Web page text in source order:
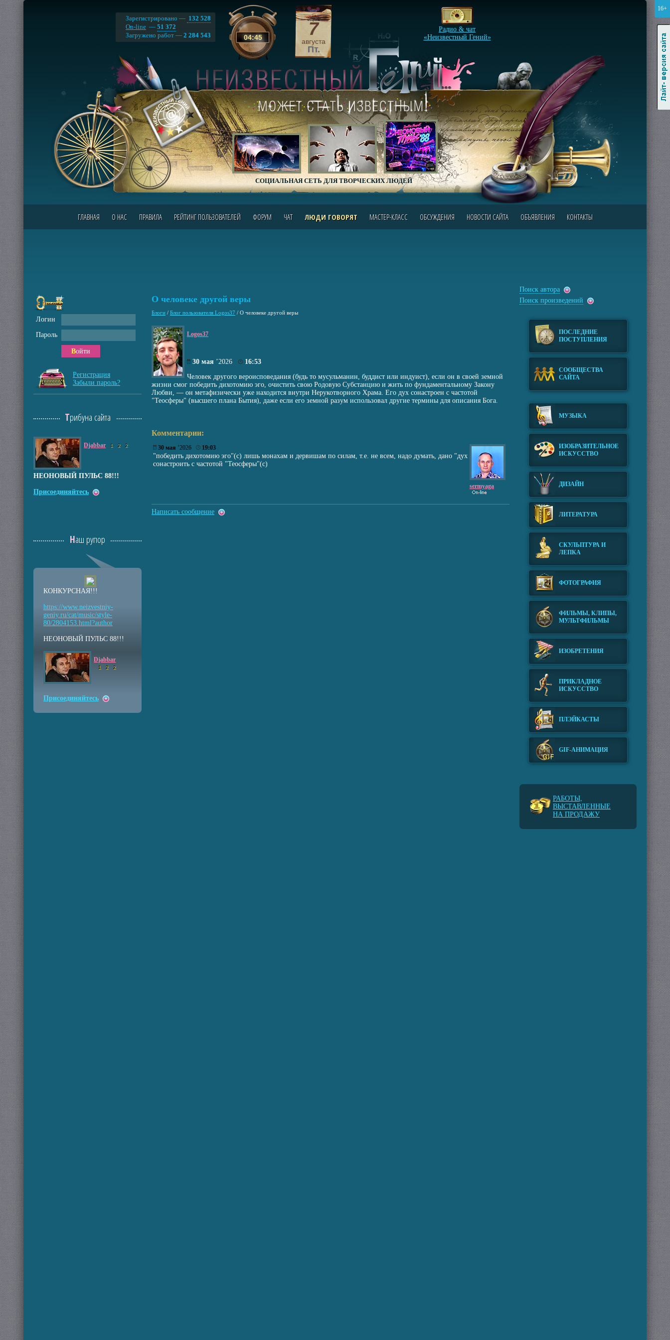
16+
04:45
Зарегистрировано — 132 528
On-line — 51 372
Загружено работ — 2 284 543 7
августа
Пт.
СОЦИАЛЬНАЯ СЕТЬ ДЛЯ ТВОРЧЕСКИХ ЛЮДЕЙ
Радио & чат
«Неизвестный Гений»
ГЛАВНАЯ О НАС ПРАВИЛА РЕЙТИНГ ПОЛЬЗОВАТЕЛЕЙ ФОРУМ ЧАТ ЛЮДИ ГОВОРЯТ МАСТЕР-КЛАСС ОБСУЖДЕНИЯ НОВОСТИ САЙТА ОБЪЯВЛЕНИЯ КОНТАКТЫ
О человеке другой веры
Блоги / Блог пользователя Logos37 / О человеке другой веры
Logos37
30 мая ’2026
16:53
Человек другого вероисповедания (будь то мусульманин, буддист или индуист), если он в своей земной
жизни смог победить дихотомию эго, очистить свою Родовую Субстанцию и жить по фундаментальному Закону
Любви, — он метафизически уже находится внутри Нерукотворного Храма. Его дух сонастроен с частотой
"Теосферы" (высшего плана Бытия), даже если его земной разум использовал другие термины для описания Бога.
Комментарии:
30 мая ’2026 19:03
"победить дихотомию эго"(с) лишь монахам и дервишам по силам, т.е. не всем, надо думать, дано "дух
сонастроить с частотой "Теосферы"(с)
sermyaga
Написать сообщение
Логин
Пароль
Войти
Регистрация
Забыли пароль?
Трибуна сайта
Djabbar 1 2 2
НЕОНОВЫЙ ПУЛЬС 88!!!
Присоединяйтесь
Наш рупор
КОНКУРСНАЯ!!!
https://www.neizvestniy-
geniy.ru/cat/music/style-
80/2804153.html?author
НЕОНОВЫЙ ПУЛЬС 88!!!
Djabbar
1 2 2
Присоединяйтесь
Поиск автора
Поиск произведений
ПОСЛЕДНИЕ
ПОСТУПЛЕНИЯ
СООБЩЕСТВА
САЙТА
МУЗЫКА
ИЗОБРАЗИТЕЛЬНОЕ
ИСКУССТВО
ДИЗАЙН
ЛИТЕРАТУРА
СКУЛЬПТУРА И
ЛЕПКА
ФОТОГРАФИЯ
ФИЛЬМЫ, КЛИПЫ,
МУЛЬТФИЛЬМЫ
ИЗОБРЕТЕНИЯ
ПРИКЛАДНОЕ
ИСКУССТВО
ПЛЭЙКАСТЫ
GIF-АНИМАЦИЯ
РАБОТЫ,
ВЫСТАВЛЕННЫЕ
НА ПРОДАЖУ